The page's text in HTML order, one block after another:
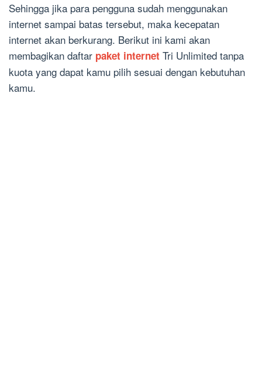
Sehingga jika para pengguna sudah menggunakan
internet sampai batas tersebut, maka kecepatan
internet akan berkurang. Berikut ini kami akan
membagikan daftar paket internet Tri Unlimited tanpa
kuota yang dapat kamu pilih sesuai dengan kebutuhan
kamu.